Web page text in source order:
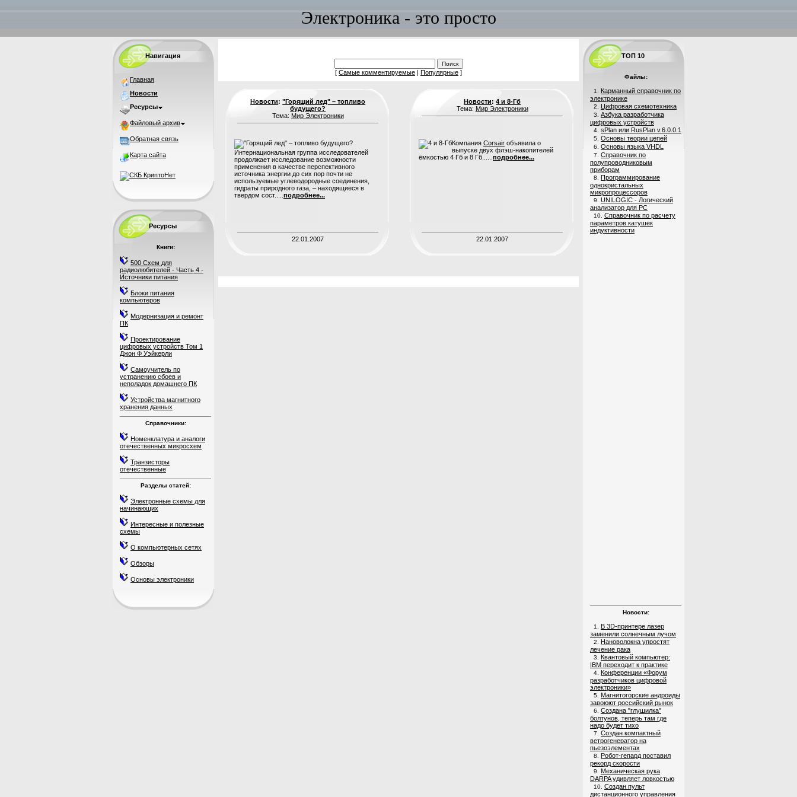
Электроника - это просто
Навигация
Главная
Новости
Ресурсы
Файловый архив
Обратная связь
Карта сайта
Ресурсы
Книги:
500 Схем для
радиолюбителей - Часть 4 -
Источники питания
Блоки питания
компьютеров
Модернизация и ремонт
ПК
Проектирование
цифровых устройств Том 1
Джон Ф Уэйкерли
Самоучитель по
устранению сбоев и
неполадок домашнего ПК
Устройства магнитного
хранения данных
Справочники:
Номенклатура и аналоги
отечественных микросхем
Транзисторы
отечественные
Разделы статей:
Электронные схемы для
начинающих
Интересные и полезные
схемы
О компьютерных сетях
Обзоры
Основы электроники
[ Самые комментируемые | Популярные ]
Новости:"Горящий лед" – топливо
будущего?
Тема: Мир Электроники
Интернациональная группа исследователей
продолжает исследование возможности
применения в качестве перспективного
источника энергии до сих пор почти не
используемые углеводородные соединения,
гидраты природного газа, – находящиеся в
твердом сост..... подробнее...
22.01.2007
Новости:4 и 8-Гб
Тема: Мир Электроники
Компания Corsair объявила о
выпуске двух флэш-накопителей
ёмкостью 4 Гб и 8 Гб...... подробнее...
22.01.2007
ТОП 10
Файлы:
1. Карманный справочник по
электронике
2. Цифровая схемотехника
3. Азбука разработчика
цифровых устройств
4. sPlan или RusPlan v.6.0.0.1
5. Основы теории цепей
6. Основы языка VHDL
7. Справочник по
полупроводниковым
приборам
8. Программирование
однокристальных
микропроцессоров
9. UNILOGIC - Логический
анализатор для PC
10. Справочник по расчету
параметров катушек
индуктивности
Новости:
1. В 3D-принтере лазер
заменили солнечным лучом
2. Нановолокна упростят
лечение рака
3. Квантовый компьютер:
IBM переходит к практике
4. Конференции «Форум
разработчиков цифровой
электроники»
5. Магнитогорские андроиды
завоюют российский рынок
6. Создана "глушилка"
болтунов, теперь там где
надо будет тихо
7. Создан компактный
ветрогенератор на
пьезоэлементах
8. Робот-гепард поставил
рекорд скорости
9. Механическая рука
DARPA удивляет ловкостью
10. Создан пульт
дистанционного управления